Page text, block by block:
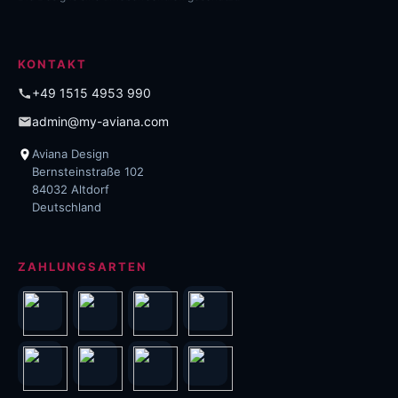
KONTAKT
+49 1515 4953 990
admin@my-aviana.com
Aviana Design
Bernsteinstraße 102
84032 Altdorf
Deutschland
ZAHLUNGSARTEN